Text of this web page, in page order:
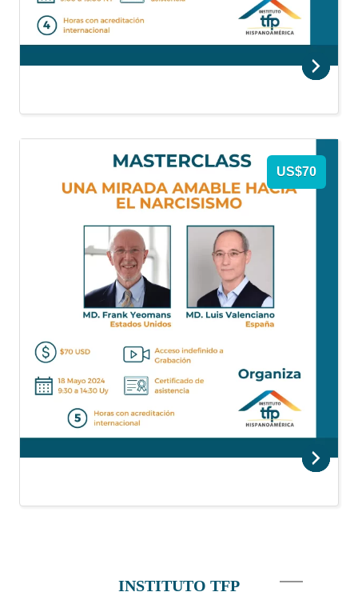
US$70
INSTITUTO TFP